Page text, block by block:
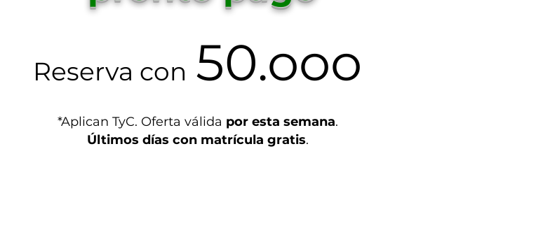
Reserva con 50.ooo
*Aplican TyC. Oferta válida por esta semana.
Últimos días con matrícula gratis.